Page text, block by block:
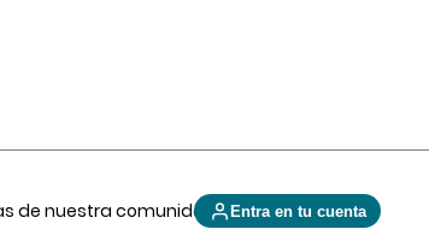
de nuestra comunidad Entra en tu cuenta